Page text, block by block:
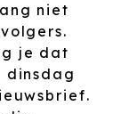
niet
je dat
dinsdag